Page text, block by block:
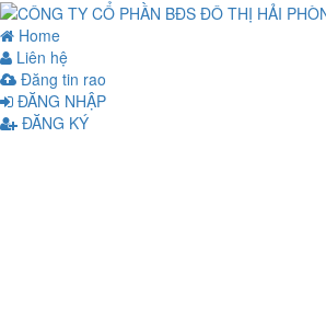
Home
Liên hệ
Đăng tin rao
ĐĂNG NHẬP
ĐĂNG KÝ